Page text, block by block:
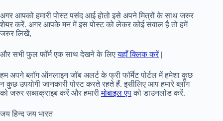
अगर आपको हमारी पोस्ट पसंद आई होतो इसे अपने मित्रों के साथ जरुर
शेयर करें. अगर आपके मन में इस पोस्ट को लेकर कोई सवाल है तो हमें
जरुर लिखें,
और सभी फुल फॉर्म एक साथ देखने के लिएयहाँ क्लिक करें|
हम अपने ब्लॉग ऑनलाइन जॉब अलर्ट के फ्री फॉर्मेट पोर्टल में हमेशा कुछ
न कुछ उपयोगी जानकारी पोस्ट करते रहते हैं. इसीलिए आप हमारे ब्लॉग
को जरुर सब्सक्राइब करें और हमारीमोबाइल एपको डाउनलोड करें.
जय हिन्द जय भारत